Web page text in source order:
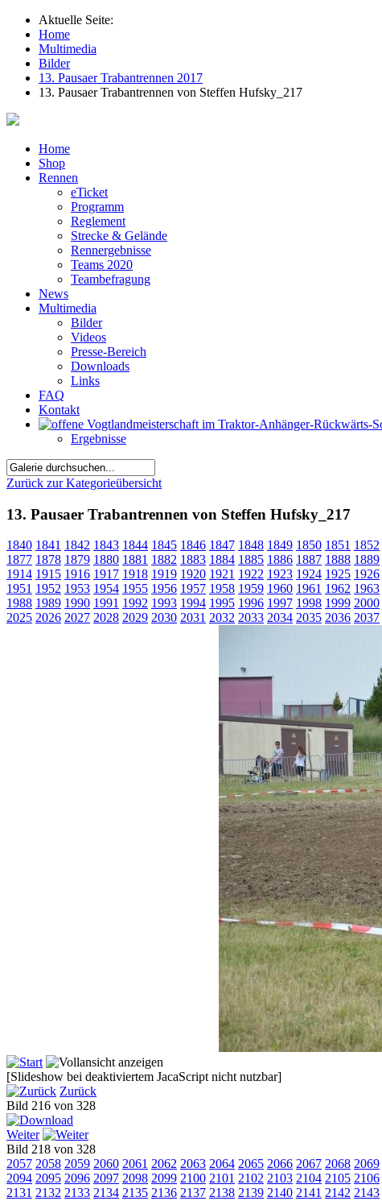
Aktuelle Seite:
Home
Multimedia
Bilder
13. Pausaer Trabantrennen 2017
13. Pausaer Trabantrennen von Steffen Hufsky_217
Home
Shop
Rennen
eTicket
Programm
Reglement
Strecke & Gelände
Rennergebnisse
Teams 2020
Teambefragung
News
Multimedia
Bilder
Videos
Presse-Bereich
Downloads
Links
FAQ
Kontakt
Ergebnisse
Zurück zur Kategorieübersicht
13. Pausaer Trabantrennen von Steffen Hufsky_217
1840 1841 1842 1843 1844 1845 1846 1847 1848 1849 1850 1851 1852
1877 1878 1879 1880 1881 1882 1883 1884 1885 1886 1887 1888 1889
1914 1915 1916 1917 1918 1919 1920 1921 1922 1923 1924 1925 1926
1951 1952 1953 1954 1955 1956 1957 1958 1959 1960 1961 1962 1963
1988 1989 1990 1991 1992 1993 1994 1995 1996 1997 1998 1999 2000
2025 2026 2027 2028 2029 2030 2031 2032 2033 2034 2035 2036 2037
[Slideshow bei deaktiviertem JacaScript nicht nutzbar]
Zurück
Bild 216 von 328
Weiter
Bild 218 von 328
2057 2058 2059 2060 2061 2062 2063 2064 2065 2066 2067 2068 2069
2094 2095 2096 2097 2098 2099 2100 2101 2102 2103 2104 2105 2106
2131 2132 2133 2134 2135 2136 2137 2138 2139 2140 2141 2142 2143